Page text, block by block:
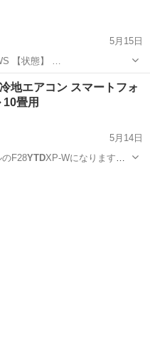
5月15日
3418E6WS 【状態】 …
地エアコン スマートフォ
ン操作対応モデル 10畳用
5月14日
F28YTDXP-Wになります…